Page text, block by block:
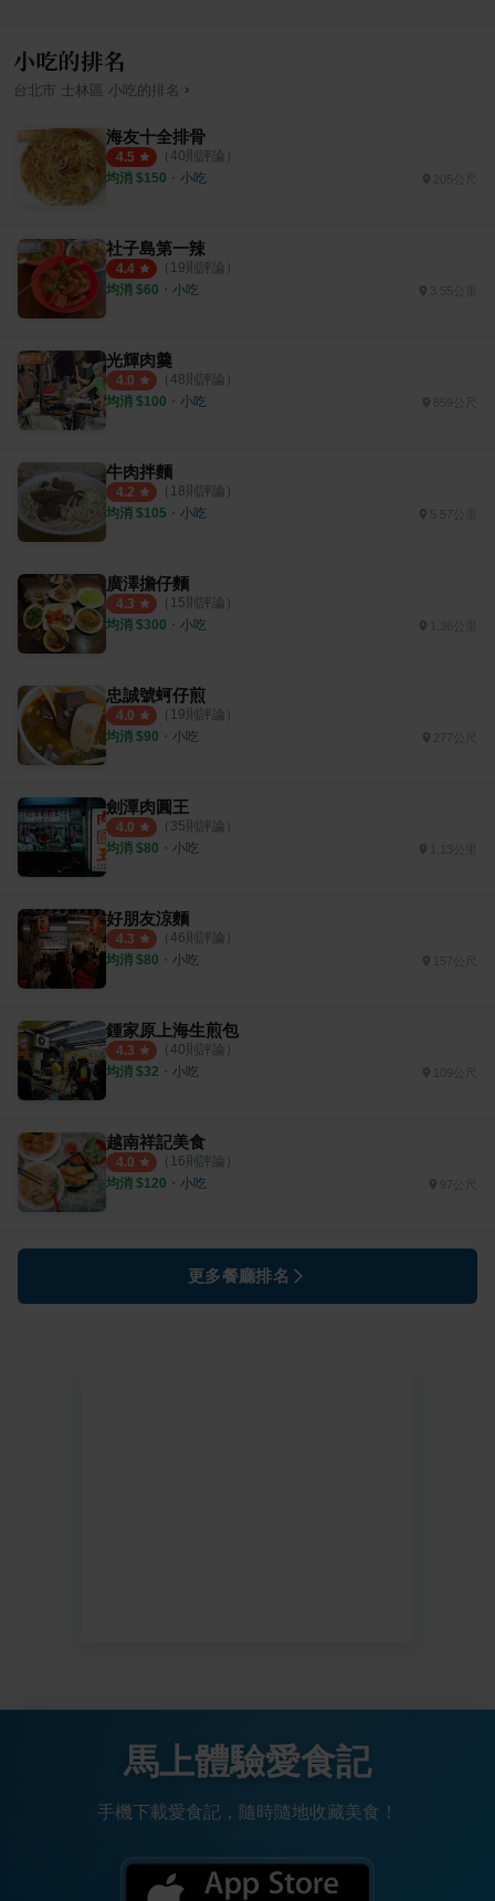
小吃的排名
台北市 士林區 小吃 的排名 ›
海友十全排骨
4.5 （ 40則評論）
均消 $150 ・ 小吃 205公尺
社子島第一辣
4.4 （ 19則評論）
均消 $60 ・ 小吃 3.55公里
光輝肉羹
4.0 （ 48則評論）
均消 $100 ・ 小吃 859公尺
牛肉拌麵
4.2 （ 18則評論）
均消 $105 ・ 小吃 5.57公里
廣澤擔仔麵
4.3 （ 15則評論）
均消 $300 ・ 小吃
忠誠號蚵仔煎
4.0 （ 19則評論）
均消 $90 ・ 小吃
劍潭肉圓王
4.0 （ 35則評論）
均消 $80 ・ 小吃
好朋友涼麵
4.3 （ 46則評論）
均消 $80 ・ 小吃 157公尺
鍾家原上海生煎包
4.3 （ 40則評論）
均消 $32 ・ 小吃
越南祥記美食
4.0 （ 16則評論）
均消 $120 ・ 小吃
更多餐廳排名
馬上體驗愛食記
手機下載愛食記，隨時隨地收藏美食！